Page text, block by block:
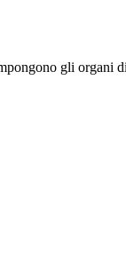
gli organi